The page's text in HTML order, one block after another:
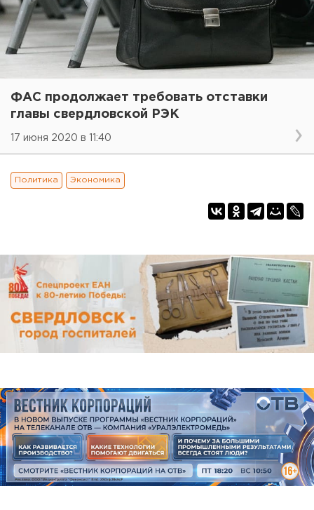
ФАС продолжает требовать отставки
главы свердловской РЭК
17 июня 2020 в 11:40
Политика Экономика